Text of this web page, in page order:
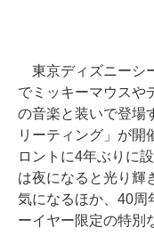
東京ディズニーシ
でミッキーマウスや
の音楽と装いで登場
リーティング」が開
ロントに4年ぶりに
は夜になると光り輝
気になるほか、40周
ーイヤー限定の特別